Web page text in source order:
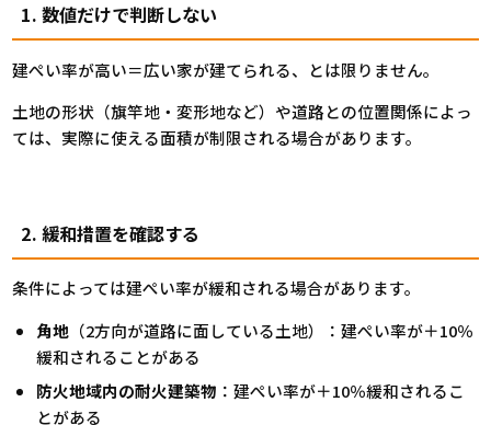
1. 数値だけで判断しない
建ぺい率が高い＝広い家が建てられる、とは限りません。
土地の形状（旗竿地・変形地など）や道路との位置関係によっ
ては、実際に使える面積が制限される場合があります。
2. 緩和措置を確認する
条件によっては建ぺい率が緩和される場合があります。
角地 （2方向が道路に面している土地）：建ぺい率が＋10％
緩和されることがある
防火地域内の耐火建築物 ：建ぺい率が＋10％緩和されるこ
とがある